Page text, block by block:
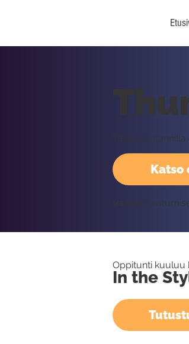
Katso
Tällä
Vaatii
Oppitunti kuuluu
In the